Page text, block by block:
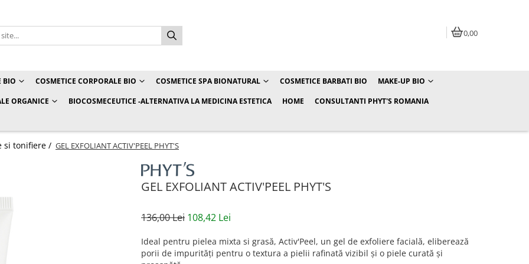
0,00
BIO COSMETICE CORPORALE BIO COSMETICE SPA BIONATURAL COSMETICE BARBATI BIO
MAKE-UP BIO
ORGANICE BIOCOSMECEUTICE -ALTERNATIVA LA MEDICINA ESTETICA HOME
CONSULTANTI PHYT'S ROMANIA
si tonifiere / GEL EXFOLIANT ACTIV'PEEL PHYT'S
GEL EXFOLIANT ACTIV'PEEL PHYT'S
136,00 Lei 108,42 Lei
Ideal pentru pielea mixta si grasă, Activ'Peel, un gel de exfoliere facială, eliberează
porii de impurități pentru o textura a pielii rafinată vizibil și o piele curată și